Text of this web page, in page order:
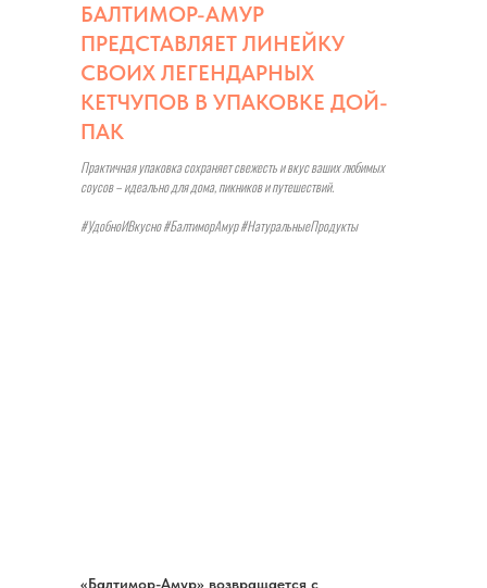
БАЛТИМОР-АМУР
ПРЕДСТАВЛЯЕТ ЛИНЕЙКУ
СВОИХ ЛЕГЕНДАРНЫХ
КЕТЧУПОВ В УПАКОВКЕ ДОЙ-
ПАК
Практичная упаковка сохраняет свежесть и вкус ваших любимых
соусов – идеально для дома, пикников и путешествий.
#УдобноИВкусно #БалтиморАмур #НатуральныеПродукты
«Балтимор-Амур» возвращается с